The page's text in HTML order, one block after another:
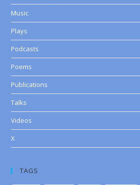
Music
Plays
Podcasts
Poems
Publications
Talks
Videos
X
TAGS